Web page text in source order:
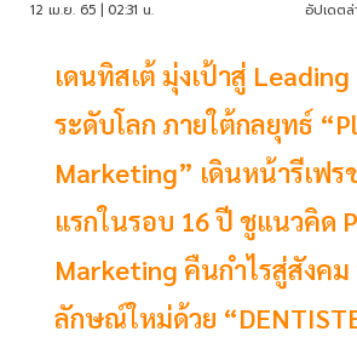
12 เม.ย. 65 | 02:31 น. อัปเดต
เดนทิสเต้ มุ่งเป้าสู่
ระดับโลก ภายใต้กลยุทธ์
Marketing” เดินหน้ารีเฟร
แรกในรอบ 16 ปี ชูแนวคิด
Marketing คืนกำไรสู่สังค
ลักษณ์ใหม่ด้วย